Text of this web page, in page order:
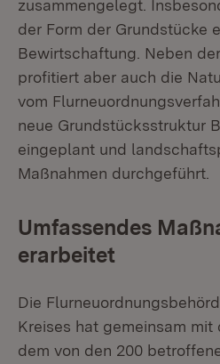
zusammengelegt.
der Form der Grundstücke
Bewirtschaftung. Neben
profitiert aber auch die
vom
neue Grundstücksstruktur
eingeplant und
Maßnahmen durchgeführt.
Umfassendes
erarbeitet
Die
Kreises hat gemeinsam mit
dem von den 200